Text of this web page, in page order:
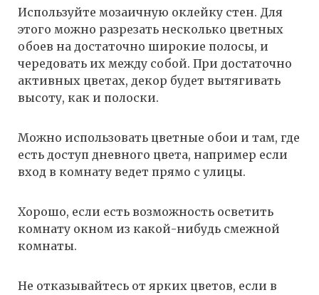
Используйте мозаичную оклейку стен. Для
этого можно разрезать несколько цветных
обоев на достаточно широкие полосы, и
чередовать их между собой. При достаточно
активных цветах, декор будет вытягивать
высоту, как и полоски.
Можно использовать цветные обои и там, где
есть доступ дневного цвета, например если
вход в комнату ведет прямо с улицы.
Хорошо, если есть возможность осветить
комнату окном из какой-нибудь смежной
комнаты.
Не отказывайтесь от ярких цветов, если в